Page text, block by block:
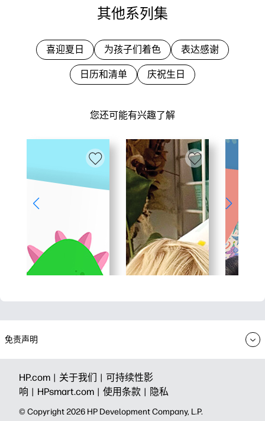
您还可能有兴趣了解
其他系列集
喜迎夏日 为孩子们着色 表达感谢
日历和清单 庆祝生日
免责声明
HP.com | 关于我们 | 可持续性影
响 | HPsmart.com | 使用条款 | 隐私
© Copyright 2026 HP Development Company, L.P.